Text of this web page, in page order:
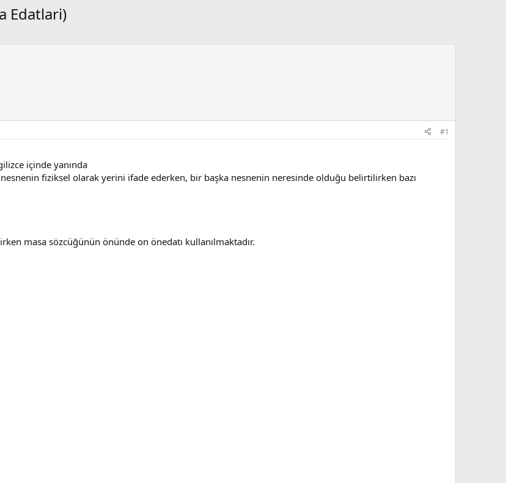
Edatlari)
#1
içinde yanında
fiziksel olarak yerini ifade ederken, bir başka nesnenin neresinde olduğu belirtilirken bazı
masa sözcüğünün önünde on önedatı kullanılmaktadır.